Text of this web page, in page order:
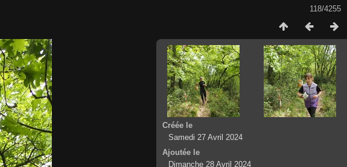
118/4255
Créée le
Samedi 27 Avril 2024
Ajoutée le
Dimanche 28 Avril 2024